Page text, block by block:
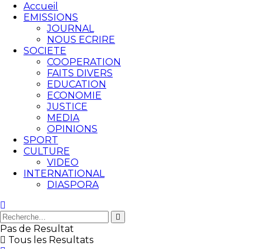
Accueil
EMISSIONS
JOURNAL
NOUS ECRIRE
SOCIETE
COOPERATION
FAITS DIVERS
EDUCATION
ECONOMIE
JUSTICE
MEDIA
OPINIONS
SPORT
CULTURE
VIDEO
INTERNATIONAL
DIASPORA
Pas de Resultat
Tous les Resultats